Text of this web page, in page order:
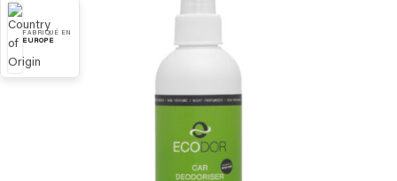
FABRIQUÉ EN
EUROPE